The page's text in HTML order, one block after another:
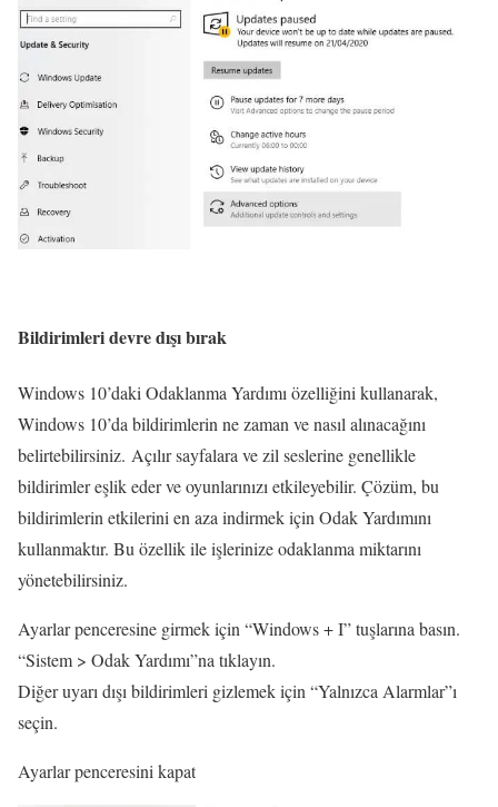
Bildirimleri devre dışı bırak
Windows 10’daki Odaklanma Yardımı özelliğini kullanarak,
Windows 10’da bildirimlerin ne zaman ve nasıl alınacağını
belirtebilirsiniz. Açılır sayfalara ve zil seslerine genellikle
bildirimler eşlik eder ve oyunlarınızı etkileyebilir. Çözüm, bu
bildirimlerin etkilerini en aza indirmek için Odak Yardımını
kullanmaktır. Bu özellik ile işlerinize odaklanma miktarını
yönetebilirsiniz.
Ayarlar penceresine girmek için “Windows + I” tuşlarına basın.
“Sistem > Odak Yardımı”na tıklayın.
Diğer uyarı dışı bildirimleri gizlemek için “Yalnızca Alarmlar”ı
seçin.
Ayarlar penceresini kapat